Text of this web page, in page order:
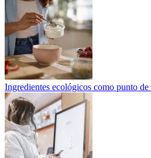
Ingredientes ecológicos como punto de